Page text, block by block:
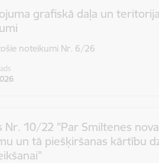
grafiskā daļa un
noteikumi Nr. 6/26
10/22 "Par Smiltenes
un tā piešķiršanas kārtību